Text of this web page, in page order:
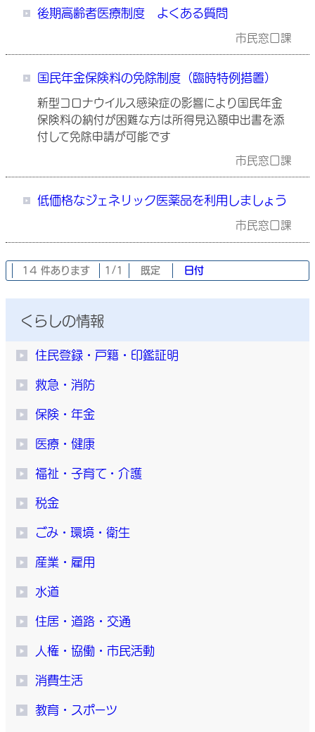
後期高齢者医療制度 よくある質問
市民窓口課
国民年金保険料の免除制度（臨時特例措置）
新型コロナウイルス感染症の影響により国民年金
保険料の納付が困難な方は所得見込額申出書を添
付して免除申請が可能です
市民窓口課
低価格なジェネリック医薬品を利用しましょう
市民窓口課
14 件あります 1/1 既定 日付
くらしの情報
住民登録・戸籍・印鑑証明
救急・消防
保険・年金
医療・健康
福祉・子育て・介護
税金
ごみ・環境・衛生
産業・雇用
水道
住居・道路・交通
人権・協働・市民活動
消費生活
教育・スポーツ